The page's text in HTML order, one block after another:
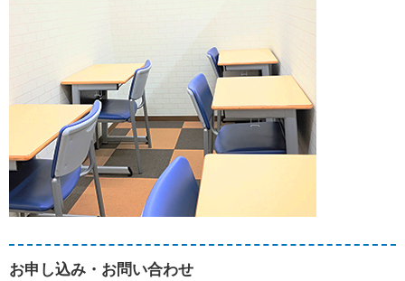
お申し込み・お問い合わせ